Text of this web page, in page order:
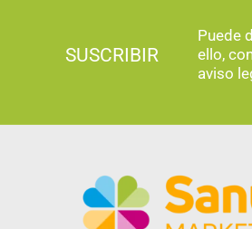
SUSCRIBIR
Puede
ello,
aviso